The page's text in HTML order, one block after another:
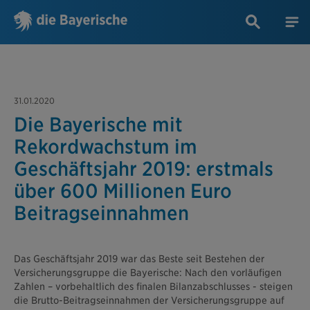
31.01.2020
Die Bayerische mit
Rekordwachstum im
Geschäftsjahr 2019: erstmals
über 600 Millionen Euro
Beitragseinnahmen
Das Geschäftsjahr 2019 war das Beste seit Bestehen der
Versicherungsgruppe die Bayerische: Nach den vorläufigen
Zahlen – vorbehaltlich des finalen Bilanzabschlusses - steigen
die Brutto-Beitragseinnahmen der Versicherungsgruppe auf